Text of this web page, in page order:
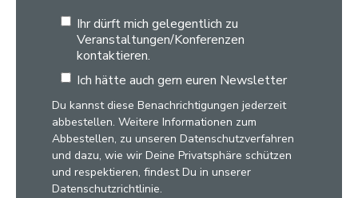
Ihr dürft mich gelegentlich zu
Veranstaltungen/Konferenzen
kontaktieren.
Ich hätte auch gern euren Newsletter
Du kannst diese Benachrichtigungen jederzeit
abbestellen. Weitere Informationen zum
Abbestellen, zu unseren Datenschutzverfahren
und dazu, wie wir Deine Privatsphäre schützen
und respektieren, findest Du in unserer
Datenschutzrichtlinie.